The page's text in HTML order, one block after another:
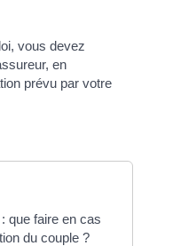
vous devez
en
prévu par votre
que faire en cas
du couple ?